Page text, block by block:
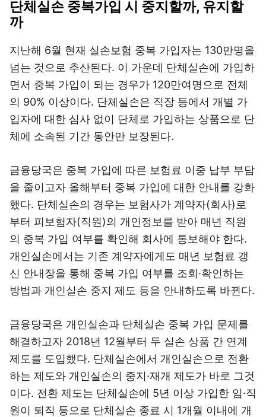
단체실손 중복가입 시 중지할까, 유지할
까
지난해 6월 현재 실손보험 중복 가입자는 130만명을
넘는 것으로 추산된다. 이 가운데 단체실손에 가입하
면서 중복 가입이 되는 경우가 120만여명으로 전체
의 90% 이상이다. 단체실손은 직장 등에서 개별 가
입자에 대한 심사 없이 단체로 가입하는 상품으로 단
체에 소속된 기간 동안만 보장된다.
금융당국은 중복 가입에 따른 보험료 이중 납부 부담
을 줄이고자 올해부터 중복 가입에 대한 안내를 강화
했다. 단체실손의 경우는 보험사가 계약자(회사)로
부터 피보험자(직원)의 개인정보를 받아 매년 직원
의 중복 가입 여부를 확인해 회사에 통보해야 한다.
개인실손에서는 기존 계약자에게도 매년 보험료 갱
신 안내장을 통해 중복 가입 여부를 조회·확인하는
방법과 개인실손 중지 제도 등을 안내하도록 바뀐다.
금융당국은 개인실손과 단체실손 중복 가입 문제를
해결하고자 2018년 12월부터 두 실손 상품 간 연계
제도를 도입했다. 단체실손에서 개인실손으로 전환
하는 제도와 개인실손의 중지·재개 제도가 바로 그것
이다. 전환 제도는 단체실손에 5년 이상 가입한 임·직
원이 퇴직 등으로 단체실손 종료 시 1개월 이내에 개